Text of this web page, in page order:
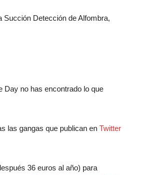
Succión Detección de Alfombra,
Day no has encontrado lo que
las gangas que publican en Twitter
36 euros al año) para